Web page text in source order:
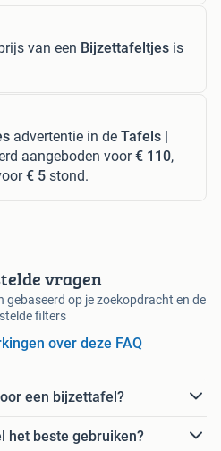
van een Bijzettafeltjes is
advertentie in de Tafels |
aangeboden voor€ 110,
€ 5 stond.
vragen
gebaseerd op je zoekopdracht en de
filters
over deze FAQ
een bijzettafel?
het beste gebruiken?